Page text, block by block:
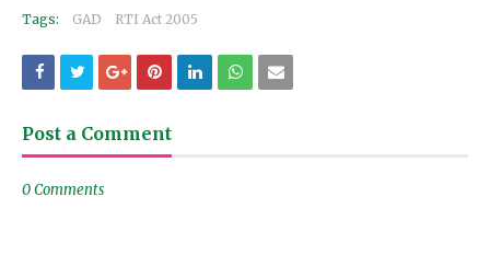
Tags: GAD RTI Act 2005
Post a Comment
0 Comments